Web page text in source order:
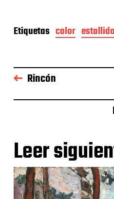
Etiquetas color estallido
Rincón
Leer